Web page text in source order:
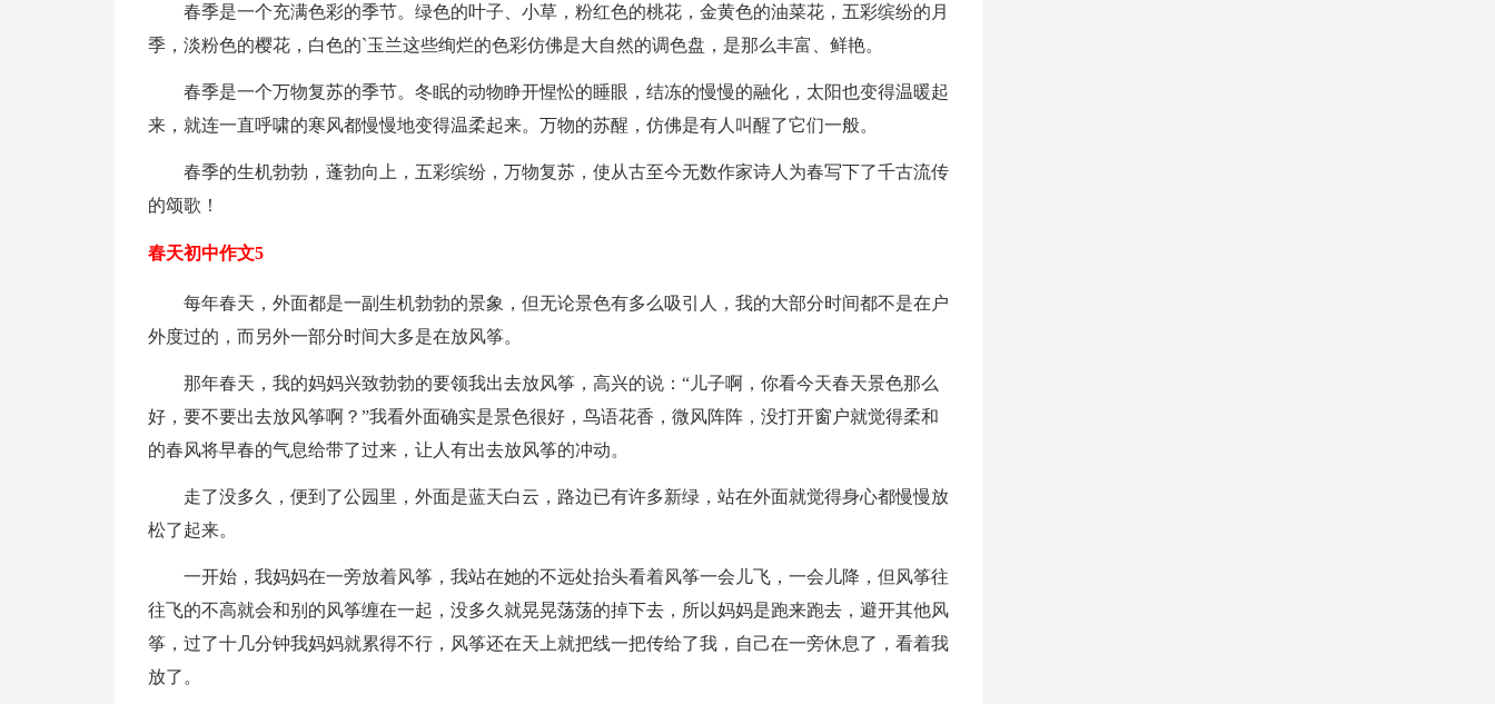
春季是一个充满色彩的季节。绿色的叶子、小草，粉红色的桃花，金黄色的油菜花，五彩缤纷的月
季，淡粉色的樱花，白色的`玉兰这些绚烂的色彩仿佛是大自然的调色盘，是那么丰富、鲜艳。
春季是一个万物复苏的季节。冬眠的动物睁开惺忪的睡眼，结冻的慢慢的融化，太阳也变得温暖起
来，就连一直呼啸的寒风都慢慢地变得温柔起来。万物的苏醒，仿佛是有人叫醒了它们一般。
春季的生机勃勃，蓬勃向上，五彩缤纷，万物复苏，使从古至今无数作家诗人为春写下了千古流传
的颂歌！
春天初中作文5
每年春天，外面都是一副生机勃勃的景象，但无论景色有多么吸引人，我的大部分时间都不是在户
外度过的，而另外一部分时间大多是在放风筝。
那年春天，我的妈妈兴致勃勃的要领我出去放风筝，高兴的说：“儿子啊，你看今天春天景色那么
好，要不要出去放风筝啊？”我看外面确实是景色很好，鸟语花香，微风阵阵，没打开窗户就觉得柔和
的春风将早春的气息给带了过来，让人有出去放风筝的冲动。
走了没多久，便到了公园里，外面是蓝天白云，路边已有许多新绿，站在外面就觉得身心都慢慢放
松了起来。
一开始，我妈妈在一旁放着风筝，我站在她的不远处抬头看着风筝一会儿飞，一会儿降，但风筝往
往飞的不高就会和别的风筝缠在一起，没多久就晃晃荡荡的掉下去，所以妈妈是跑来跑去，避开其他风
筝，过了十几分钟我妈妈就累得不行，风筝还在天上就把线一把传给了我，自己在一旁休息了，看着我
放了。